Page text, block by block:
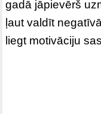
gadā jāpievērš
ļaut valdīt
liegt motivāciju